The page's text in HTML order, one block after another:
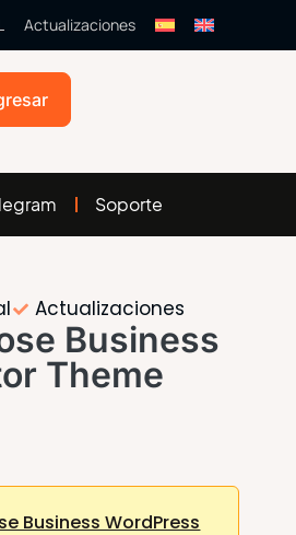
Actualizaciones
Soporte
Actualizaciones
Business
Theme
Business WordPress